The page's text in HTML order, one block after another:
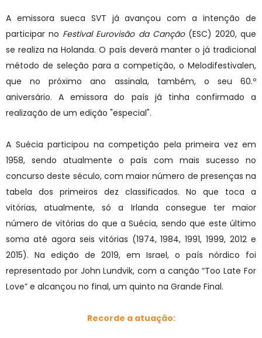
A emissora sueca SVT já avançou com a intenção de
participar no Festival Eurovisão da Canção (ESC) 2020, que
se realiza na Holanda. O país deverá manter o já tradicional
método de seleção para a competição, o Melodifestivalen,
que no próximo ano assinala, também, o seu 60.º
aniversário. A emissora do país já tinha confirmado a
realização de um edição "especial".
A Suécia participou na competição pela primeira vez em
1958, sendo atualmente o país com mais sucesso no
concurso deste século, com maior número de presenças na
tabela dos primeiros dez classificados. No que toca a
vitórias, atualmente, só a Irlanda consegue ter maior
número de vitórias do que a Suécia, sendo que este último
soma até agora seis vitórias (1974, 1984, 1991, 1999, 2012 e
2015). Na edição de 2019, em Israel, o país nórdico foi
representado por John Lundvik, com a canção “Too Late For
Love” e alcançou no final, um quinto na Grande Final.
Recorde a atuação: